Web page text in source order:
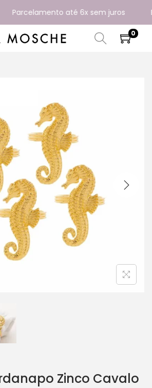
Parcelamento até 6x sem juros
0
Zinco Cavalo